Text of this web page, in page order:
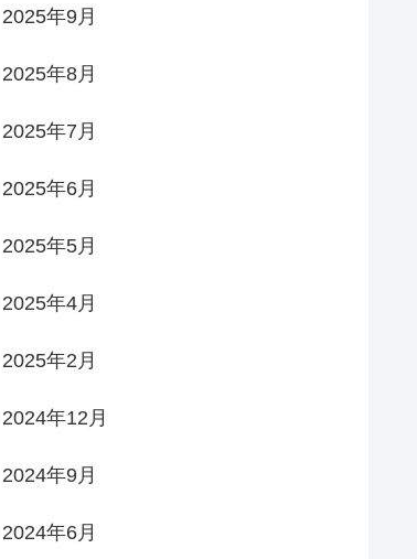
2025年9月
2025年8月
2025年7月
2025年6月
2025年5月
2025年4月
2025年2月
2024年12月
2024年9月
2024年6月